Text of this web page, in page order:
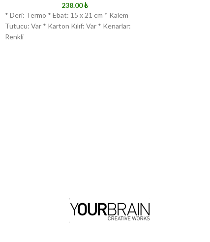
238.00₺
* Deri: Termo * Ebat: 15 x 21 cm * Kalem
Tutucu: Var * Karton Kılıf: Var * Kenarlar:
Renkli